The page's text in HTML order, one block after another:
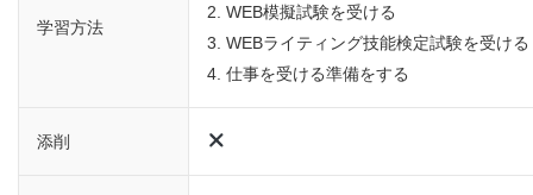
学習方法
2. WEB模擬試験を受ける
3. WEBライティング技能検定試験を受ける
4. 仕事を受ける準備をする
添削